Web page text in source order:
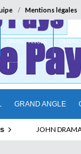
Mentions légales
GRAND ANGLE
GRAND ANGLE
ELECTION